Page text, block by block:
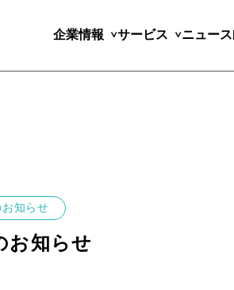
企業情報 サービス ニュース
知らせ
お知らせ